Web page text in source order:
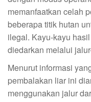
memanfaatkan celah
beberapa titik hutan
ilegal. Kayu-kayu
diedarkan melalui
Menurut informasi
pembalakan liar ini
menggunakan jalur